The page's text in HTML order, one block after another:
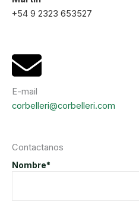
+54 9 2323 653527
E-mail
corbelleri@corbelleri.com
Contactanos
Nombre*